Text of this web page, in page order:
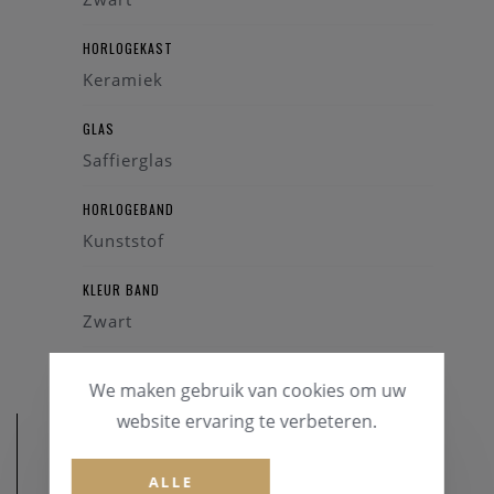
HORLOGEKAST
Keramiek
GLAS
Saffierglas
HORLOGEBAND
Kunststof
KLEUR BAND
Zwart
We maken gebruik van cookies om uw
website ervaring te verbeteren.
ALLE